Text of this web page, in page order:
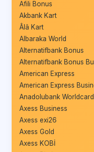
Afili Bonus
Akbank Kart
Âlâ Kart
Albaraka World
Alternatifbank Bonus
Alternatifbank Bonus
American Express
American Express
Anadolubank Worldcard
Axess Business
Axess exi26
Axess Gold
Axess KOBİ